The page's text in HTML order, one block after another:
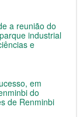
a reunião do
industrial
e
em
do
de Renminbi